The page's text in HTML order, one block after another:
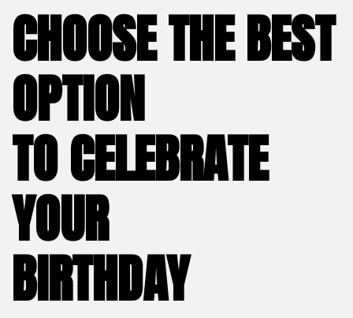
CHOOSE THE BEST
OPTION
TO CELEBRATE
YOUR
BIRTHDAY